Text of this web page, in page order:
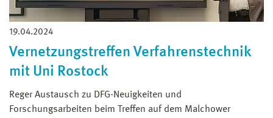
19.04.2024
Vernetzungstreffen Verfahrenstechnik
mit Uni Rostock
Reger Austausch zu DFG-Neuigkeiten und
Forschungsarbeiten beim Treffen auf dem Malchower